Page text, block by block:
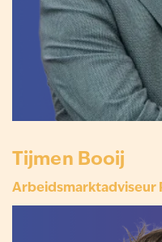
Tijmen Booij
Arbeidsmarktadviseur